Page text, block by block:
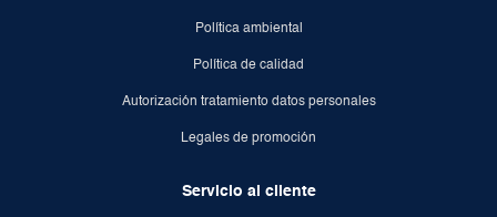
Política ambiental
Política de calidad
Autorización tratamiento datos personales
Legales de promoción
Servicio al cliente